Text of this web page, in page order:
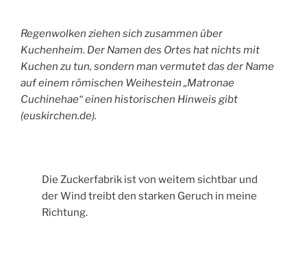
Regenwolken ziehen sich zusammen über
Kuchenheim. Der Namen des Ortes hat nichts mit
Kuchen zu tun, sondern man vermutet das der Name
auf einem römischen Weihestein „Matronae
Cuchinehae“ einen historischen Hinweis gibt
(euskirchen.de).
Die Zuckerfabrik ist von weitem sichtbar und
der Wind treibt den starken Geruch in meine
Richtung.